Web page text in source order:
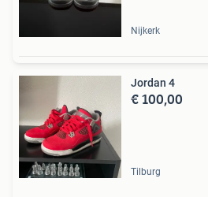
Nijkerk
Jordan 4
€ 100,00
Tilburg